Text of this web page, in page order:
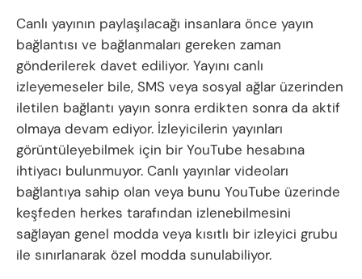
Canlı yayının paylaşılacağı insanlara önce yayın
bağlantısı ve bağlanmaları gereken zaman
gönderilerek davet ediliyor. Yayını canlı
izleyemeseler bile, SMS veya sosyal ağlar üzerinden
iletilen bağlantı yayın sonra erdikten sonra da aktif
olmaya devam ediyor. İzleyicilerin yayınları
görüntüleyebilmek için bir YouTube hesabına
ihtiyacı bulunmuyor. Canlı yayınlar videoları
bağlantıya sahip olan veya bunu YouTube üzerinde
keşfeden herkes tarafından izlenebilmesini
sağlayan genel modda veya kısıtlı bir izleyici grubu
ile sınırlanarak özel modda sunulabiliyor.